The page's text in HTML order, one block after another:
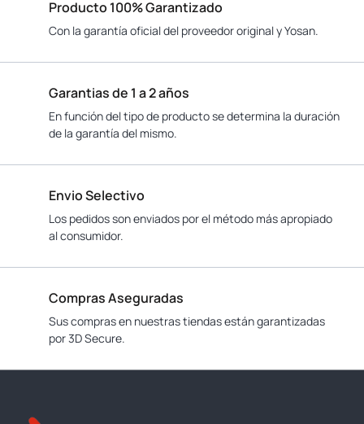
Producto 100% Garantizado
Con la garantía oficial del proveedor original y Yosan.
Garantias de 1 a 2 años
En función del tipo de producto se determina la duración
de la garantía del mismo.
Envio Selectivo
Los pedidos son enviados por el método más apropiado
al consumidor.
Compras Aseguradas
Sus compras en nuestras tiendas están garantizadas
por 3D Secure.